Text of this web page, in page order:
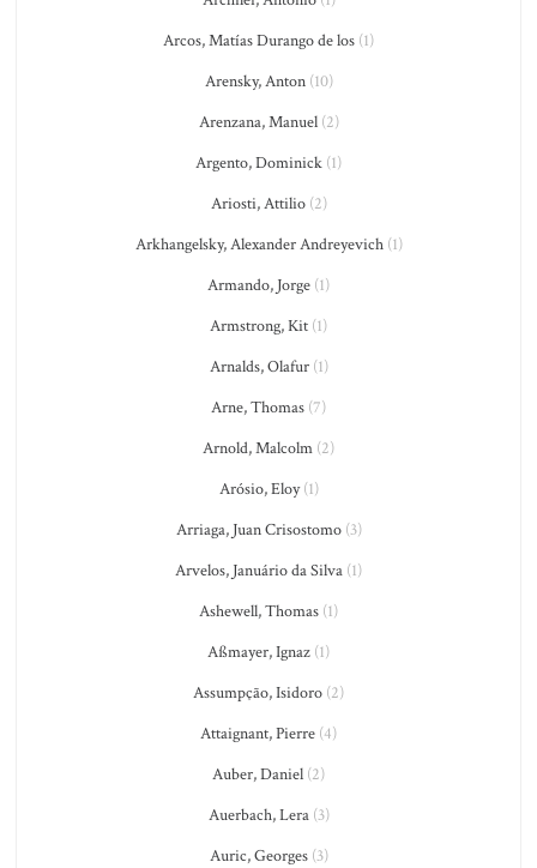
Arcos, Matías Durango de los (1)
Arensky, Anton(10)
Arenzana, Manuel(2)
Argento, Dominick (1)
Ariosti, Attilio(2)
Arkhangelsky, Alexander Andreyevich(1)
Armando, Jorge (1)
Armstrong, Kit (1)
Arnalds, Olafur(1)
Arne, Thomas (7)
Arnold, Malcolm (2)
Arósio, Eloy(1)
Arriaga, Juan Crisostomo(3)
Arvelos, Januário da Silva (1)
Ashewell, Thomas (1)
Aßmayer, Ignaz (1)
Assumpção, Isidoro (2)
Attaignant, Pierre (4)
Auber, Daniel (2)
Auerbach, Lera(3)
Auric, Georges(3)